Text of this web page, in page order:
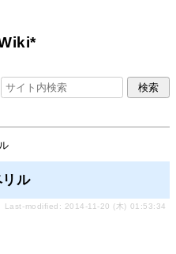
ル
Last-modified: 2014-11-20 (木) 01:53:34